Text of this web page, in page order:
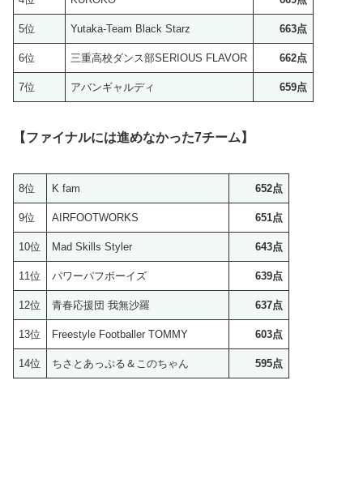
5位 Yutaka-Team Black Starz 663点
6位 三重高校ダンス部SERIOUS FLAVOR 662点
7位 アバンギャルディ 659点
【ファイナルには進めなかった7チーム】
8位 K fam 652点
9位 AIRFOOTWORKS 651点
10位 Mad Skills Styler 643点
11位 パワーパフボーイズ 639点
12位 青春応援団 我無沙羅 637点
13位 Freestyle Footballer TOMMY 603点
14位 ちさとあっぷる＆このちゃん 595点